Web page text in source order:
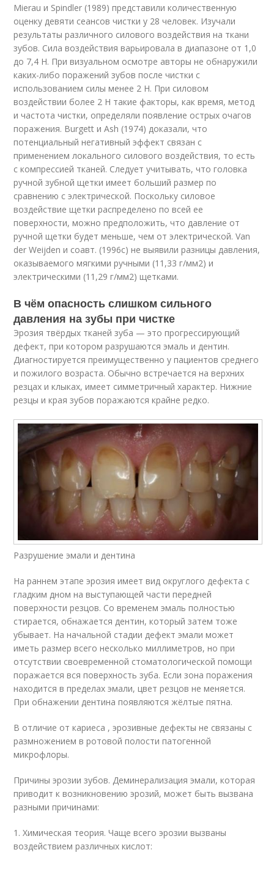
Mierau и Spindler (1989) представили количественную
оценку девяти сеансов чистки у 28 человек. Изучали
результаты различного силового воздействия на ткани
зубов. Сила воздействия варьировала в диапазоне от 1,0
до 7,4 Н. При визуальном осмотре авторы не обнаружили
каких-либо поражений зубов после чистки с
использованием силы менее 2 Н. При силовом
воздействии более 2 Н такие факторы, как время, метод
и частота чистки, определяли появление острых очагов
поражения. Burgett и Ash (1974) доказали, что
потенциальный негативный эффект связан с
применением локального силового воздействия, то есть
с компрессией тканей. Следует учитывать, что головка
ручной зубной щетки имеет больший размер по
сравнению с электрической. Поскольку силовое
воздействие щетки распределено по всей ее
поверхности, можно предположить, что давление от
ручной щетки будет меньше, чем от электрической. Van
der Weijden и соавт. (1996с) не выявили разницы давления,
оказываемого мягкими ручными (11,33 г/мм2) и
электрическими (11,29 г/мм2) щетками.
В чём опасность слишком сильного
давления на зубы при чистке
Эрозия твёрдых тканей зуба — это прогрессирующий
дефект, при котором разрушаются эмаль и дентин.
Диагностируется преимущественно у пациентов среднего
и пожилого возраста. Обычно встречается на верхних
резцах и клыках, имеет симметричный характер. Нижние
резцы и края зубов поражаются крайне редко.
Разрушение эмали и дентина
На раннем этапе эрозия имеет вид округлого дефекта с
гладким дном на выступающей части передней
поверхности резцов. Со временем эмаль полностью
стирается, обнажается дентин, который затем тоже
убывает. На начальной стадии дефект эмали может
иметь размер всего несколько миллиметров, но при
отсутствии своевременной стоматологической помощи
поражается вся поверхность зуба. Если зона поражения
находится в пределах эмали, цвет резцов не меняется.
При обнажении дентина появляются жёлтые пятна.
В отличие от кариеса , эрозивные дефекты не связаны с
размножением в ротовой полости патогенной
микрофлоры.
Причины эрозии зубов. Деминерализация эмали, которая
приводит к возникновению эрозий, может быть вызвана
разными причинами:
1. Химическая теория. Чаще всего эрозии вызваны
воздействием различных кислот: